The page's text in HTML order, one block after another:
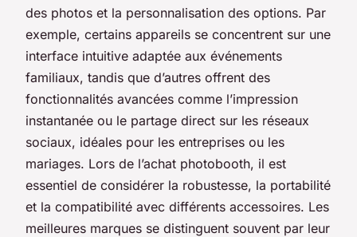
des photos et la personnalisation des options. Par
exemple, certains appareils se concentrent sur une
interface intuitive adaptée aux événements
familiaux, tandis que d’autres offrent des
fonctionnalités avancées comme l’impression
instantanée ou le partage direct sur les réseaux
sociaux, idéales pour les entreprises ou les
mariages. Lors de l’achat photobooth, il est
essentiel de considérer la robustesse, la portabilité
et la compatibilité avec différents accessoires. Les
meilleures marques se distinguent souvent par leur